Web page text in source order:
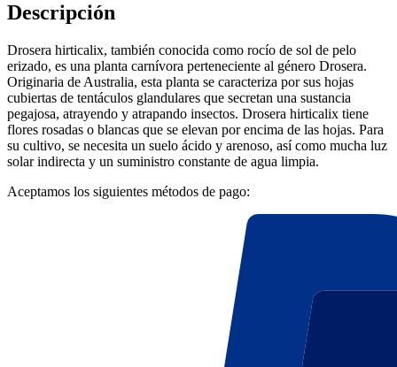
Descripción
Drosera hirticalix, también conocida como rocío de sol de pelo
erizado, es una planta carnívora perteneciente al género Drosera.
Originaria de Australia, esta planta se caracteriza por sus hojas
cubiertas de tentáculos glandulares que secretan una sustancia
pegajosa, atrayendo y atrapando insectos. Drosera hirticalix tiene
flores rosadas o blancas que se elevan por encima de las hojas. Para
su cultivo, se necesita un suelo ácido y arenoso, así como mucha luz
solar indirecta y un suministro constante de agua limpia.
Aceptamos los siguientes métodos de pago: